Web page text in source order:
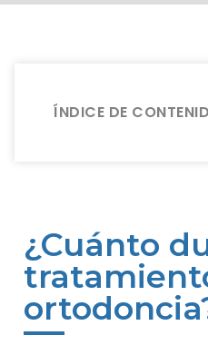
ÍNDICE DE
¿Cuánto